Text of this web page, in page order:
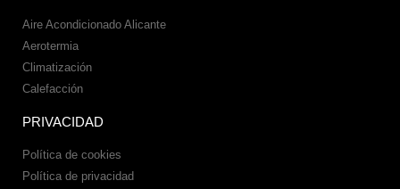
Aire Acondicionado Alicante
Aerotermia
Climatización
Calefacción
PRIVACIDAD
Política de cookies
Política de privacidad